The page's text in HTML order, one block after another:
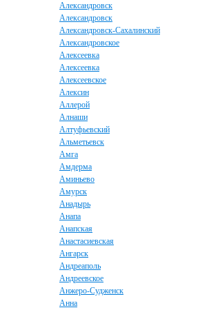
Александровск
Александровск
Александровск-Сахалинский
Александровское
Алексеевка
Алексеевка
Алексеевское
Алексин
Аллерой
Алнаши
Алтуфьевский
Альметьевск
Амга
Амдерма
Аминьево
Амурск
Анадырь
Анапа
Анапская
Анастасиевская
Ангарск
Андреаполь
Андреевское
Анжеро-Судженск
Анна